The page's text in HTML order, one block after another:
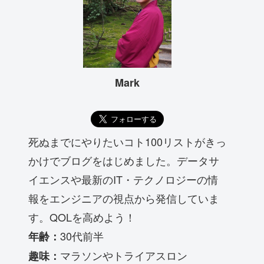
Mark
死ぬまでにやりたいコト100リストがきっ
かけでブログをはじめました。データサ
イエンスや最新のIT・テクノロジーの情
報をエンジニアの視点から発信していま
す。QOLを高めよう！
年齢： 30代前半
趣味： マラソンやトライアスロン